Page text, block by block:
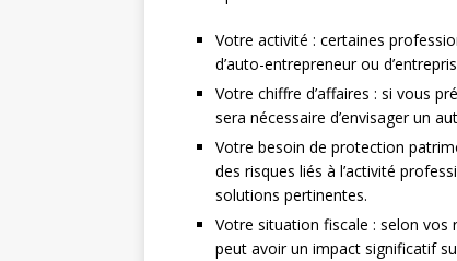
Votre activité : certaines
d’auto-entrepreneur ou
Votre chiffre d’affaires : si vous
sera nécessaire d’envisager un
Votre besoin de protection
des risques liés à l’activité
solutions pertinentes.
Votre situation fiscale : selon vos
peut avoir un impact significatif